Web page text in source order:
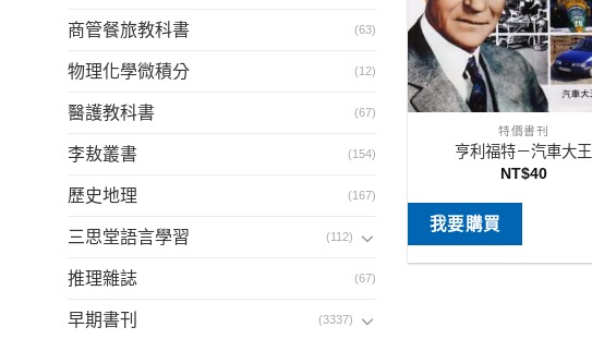
商管餐旅教科書 (63)
物理化學微積分 (12)
醫護教科書 (67)
李敖叢書 (154)
歷史地理 (167)
三思堂語言學習 (112)
推理雜誌 (67)
早期書刊 (3337)
特價書刊
亨利福特－汽車大王
NT$40
我要購買